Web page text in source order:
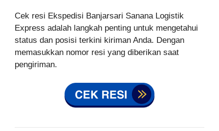
Cek resi Ekspedisi Banjarsari Sanana Logistik
Express adalah langkah penting untuk mengetahui
status dan posisi terkini kiriman Anda. Dengan
memasukkan nomor resi yang diberikan saat
pengiriman.